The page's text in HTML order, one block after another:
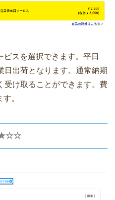
スを選択できます。平日
日出荷となります。通常納期
受け取ることができます。費
。